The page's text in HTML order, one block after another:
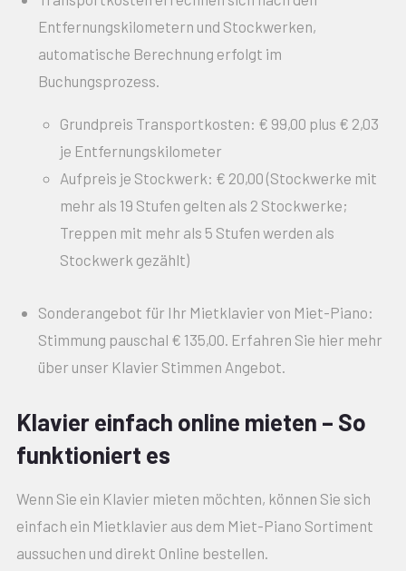
Entfernungskilometern und Stockwerken,
automatische Berechnung erfolgt im
Buchungsprozess.
Grundpreis Transportkosten: € 99,00 plus € 2,03
je Entfernungskilometer
Aufpreis je Stockwerk: € 20,00 (Stockwerke mit
mehr als 19 Stufen gelten als 2 Stockwerke;
Treppen mit mehr als 5 Stufen werden als
Stockwerk gezählt)
Sonderangebot für Ihr Mietklavier von Miet-Piano:
Stimmung pauschal € 135,00. Erfahren Sie hier mehr
über unser Klavier Stimmen Angebot.
Klavier einfach online mieten – So
funktioniert es
Wenn Sie ein Klavier mieten möchten, können Sie sich
einfach ein Mietklavier aus dem Miet-Piano Sortiment
aussuchen und direkt Online bestellen.